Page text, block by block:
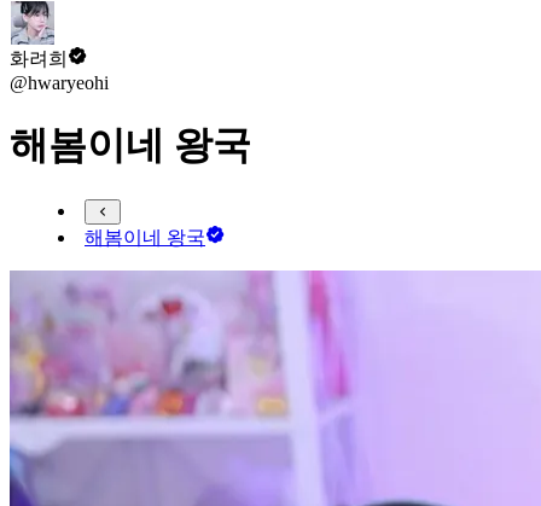
화려희
@hwaryeohi
해봄이네 왕국
해봄이네 왕국